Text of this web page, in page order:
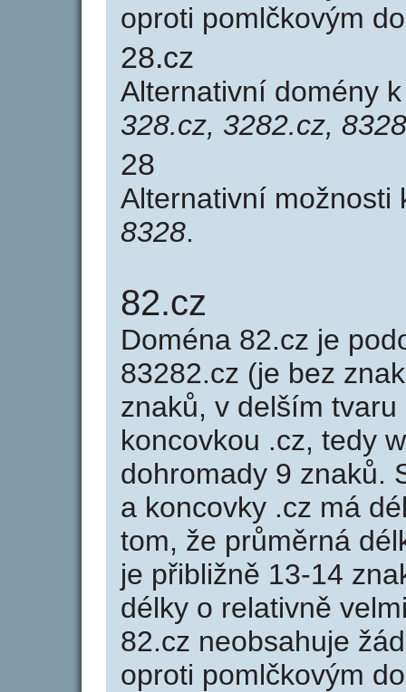
oproti pomlčkovým
28.cz
Alternativní domény
328.cz, 3282.cz,
28
Alternativní možnosti
8328.
82.cz
Doména 82.cz je
83282.cz (je bez
znaků, v delším
koncovkou .cz, tedy
dohromady 9 znaků.
a koncovky .cz má
tom, že průměrná
je přibližně 13-14
délky o relativně
82.cz neobsahuje
oproti pomlčkovým